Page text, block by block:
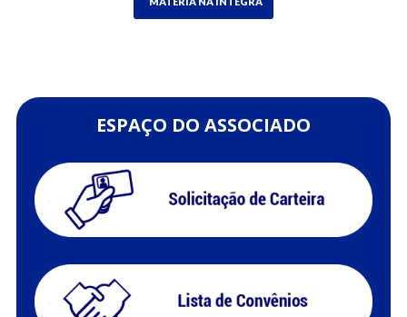
ESPAÇO DO ASSOCIADO